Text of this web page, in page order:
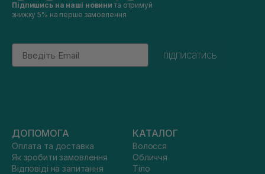
Підпишись на наші новини та отримуй
знижку 5% на перше замовлення
Email
підписатись
ДОПОМОГА
Оплата та доставка
Як зробити замовлення
Відповіді на запитання
КАТАЛОГ
Волосся
Обличчя
Тіло